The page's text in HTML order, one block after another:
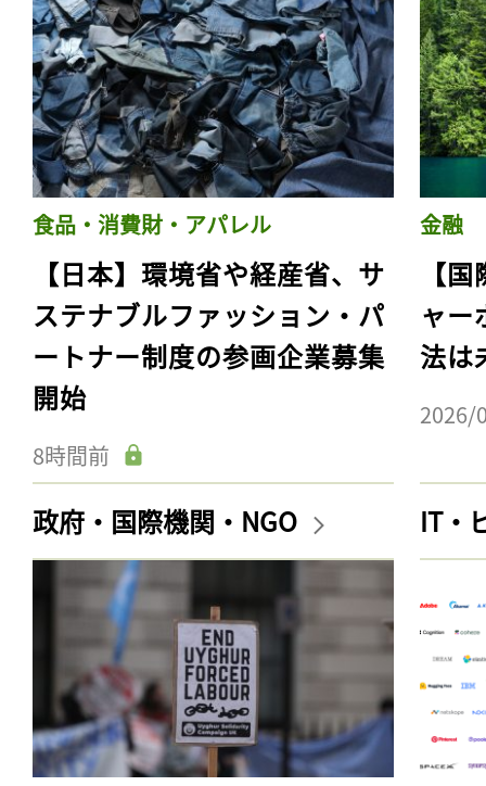
食品・消費財・アパレル
【日本】環境省や経産省、サ
ステナブルファッション・パ
ートナー制度の参画企業募集
開始
8時間前
金融
【
ャー
法は
2026/
政府・国際機関・NGO IT・